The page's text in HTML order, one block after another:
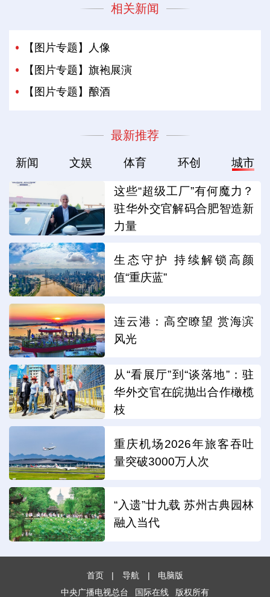
相关新闻
【图片专题】人像
【图片专题】旗袍展演
【图片专题】酿酒
最新推荐
新闻 文娱 体育 环创 城市
这些“超级工厂”有何魔力？
驻华外交官解码合肥智造新
力量
生态守护 持续解锁高颜
值“重庆蓝”
连云港：高空瞭望 赏海滨
风光
从“看展厅”到“谈落地”：驻
华外交官在皖抛出合作橄榄
枝
重庆机场2026年旅客吞吐
量突破3000万人次
“入遗”廿九载 苏州古典园林
融入当代
首页 | 导航 |
电脑版
中央广播电视总台
国际在线 版权所有